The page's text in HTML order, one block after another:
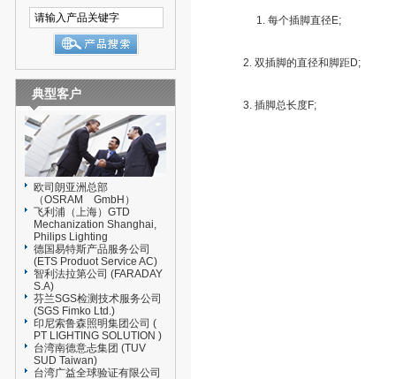
典型客户
欧司朗亚洲总部
（OSRAM GmbH）
飞利浦（上海）GTD
Mechanization Shanghai,
Philips Lighting
德国易特斯产品服务公司
(ETS Produot Service AC)
智利法拉第公司 (FARADAY
S.A)
芬兰SGS检测技术服务公司
(SGS Fimko Ltd.)
印尼索鲁森照明集团公司 (
PT LIGHTING SOLUTION )
台湾南德意忐集团 (TUV
SUD Taiwan)
台湾广益全球验证有限公司
1. 每个插脚直径E;
2. 双插脚的直径和脚距D;
3. 插脚总长度F;